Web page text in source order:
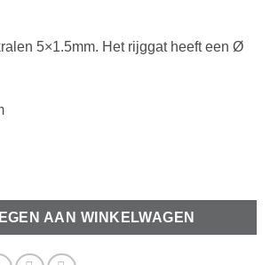
5×1.5mm. Het rijggat heeft een Ø
5x1.5mm Goud (nikkelvrij) aantal
AAN WINKELWAGEN